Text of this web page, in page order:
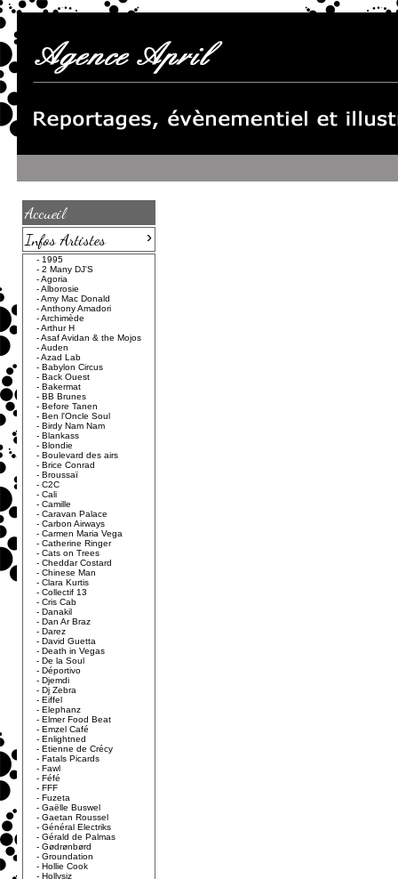
Accueil
Infos Artistes
›
- 1995
- 2 Many DJ'S
-Agoria
-Alborosie
-Amy Mac Donald
-Anthony Amadori
-Archimède
-Arthur H
-Asaf Avidan & the Mojos
-Auden
-Azad Lab
- Babylon Circus
- Back Ouest
- Bakermat
- BB Brunes
- Before Tanen
- Ben l'Oncle Soul
- Birdy Nam Nam
- Blankass
- Blondie
- Boulevard des airs
- Brice Conrad
- Broussaï
- C2C
- Cali
- Camille
- Caravan Palace
- Carbon Airways
- Carmen Maria Vega
- Catherine Ringer
- Cats on Trees
- Cheddar Costard
- Chinese Man
- Clara Kurtis
- Collectif 13
- Cris Cab
- Danakil
- Dan Ar Braz
- Darez
- David Guetta
- Death in Vegas
- De la Soul
- Déportivo
- Djemdi
- Dj Zebra
- Eiffel
- Elephanz
- Elmer Food Beat
- Emzel Café
- Enlightned
- Etienne de Crécy
- Fatals Picards
- Fawl
- Féfé
- FFF
- Fuzeta
- Gaëlle Buswel
- Gaetan Roussel
- Général Electriks
- Gérald de Palmas
- Gødrønbørd
- Groundation
- Hollie Cook
- Hollysiz